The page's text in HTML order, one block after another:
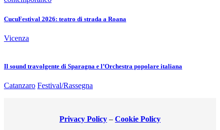
CucuFestival 2026: teatro di strada a Roana
Vicenza
Il sound travolgente di Sparagna e l’Orchestra popolare italiana
Catanzaro Festival/Rassegna
Privacy Policy – Cookie Policy